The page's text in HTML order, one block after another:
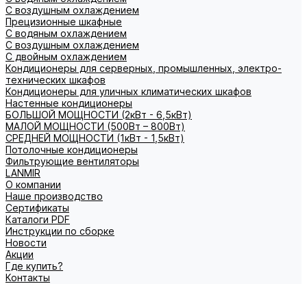
С воздушным охлаждением
Прецизионные шкафные
С водяным охлаждением
С воздушным охлаждением
С двойным охлаждением
Кондиционеры для серверных, промышленных, электро-
технических шкафов
Кондиционеры для уличных климатических шкафов
Настенные кондиционеры
БОЛЬШОЙ МОЩНОСТИ (2кВт - 6,5кВт)
МАЛОЙ МОЩНОСТИ (500Вт – 800Вт)
СРЕДНЕЙ МОЩНОСТИ (1кВт - 1,5кВт)
Потолочные кондиционеры
Фильтрующие вентиляторы
LANMIR
О компании
Наше производство
Сертификаты
Каталоги PDF
Инструкции по сборке
Новости
Акции
Где купить?
Контакты